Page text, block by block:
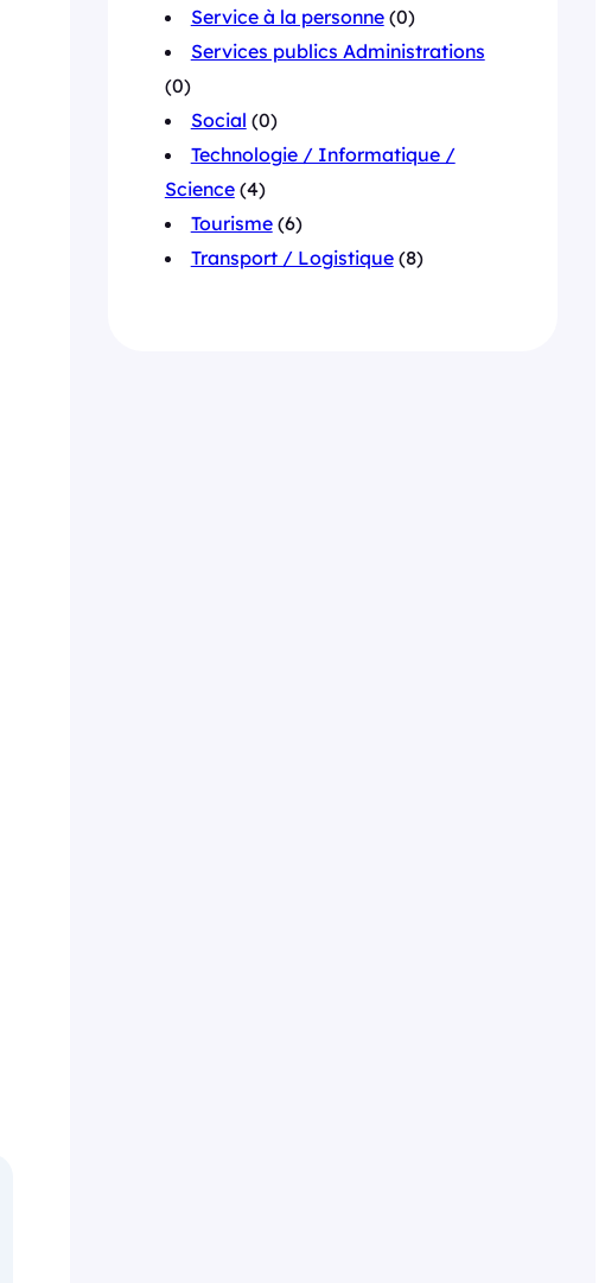
Service à la personne(0)
Services publics Administrations
(0)
Social (0)
Technologie / Informatique /
Science(4)
Tourisme(6)
Transport / Logistique(8)